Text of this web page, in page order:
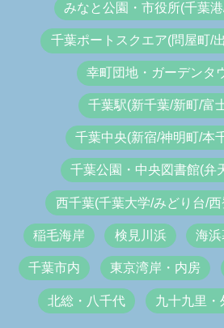
みなと公園・市役所(千葉
千葉ポートスクエア(問屋町/
幸町団地・ガーデンタ
千葉駅(新千葉/新町/富
千葉中央(新宿/神明町/本
千葉公園・中央図書館(弁
西千葉(千葉大学/みどり台/西
稲毛海岸 検見川浜 海浜
千葉市内 東京湾岸・内房
北総・八千代 九十九里・